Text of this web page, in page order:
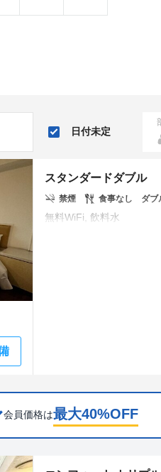
日付未定
スタンダードダブル
禁煙 食事なし ダブ
会員価格は最大40%OFF